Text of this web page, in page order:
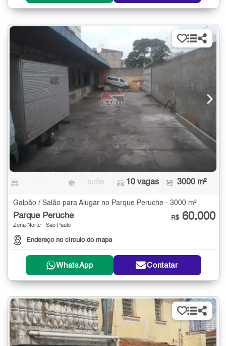
- - suíte 10 vagas 3000 m²
Galpão / Salão para Alugar no Parque Peruche - 3000 m²
Parque Peruche
Zona Norte - São Paulo
Endereço no círculo do mapa
R$ 60.000
WhatsApp Contatar